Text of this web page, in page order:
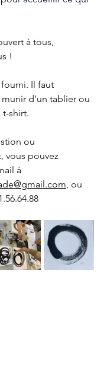
à tous,
!
Il faut
d'un tablier ou
t-shirt.
ou
vous pouvez
à
, ou